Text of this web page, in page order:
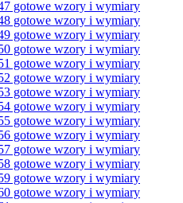
gotowe wzory i wymiary
gotowe wzory i wymiary
gotowe wzory i wymiary
gotowe wzory i wymiary
gotowe wzory i wymiary
gotowe wzory i wymiary
gotowe wzory i wymiary
gotowe wzory i wymiary
gotowe wzory i wymiary
gotowe wzory i wymiary
gotowe wzory i wymiary
gotowe wzory i wymiary
gotowe wzory i wymiary
gotowe wzory i wymiary